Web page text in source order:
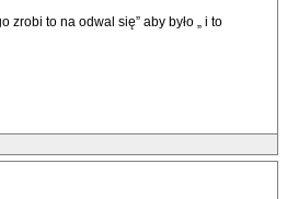
to na odwal się” aby było „ i to